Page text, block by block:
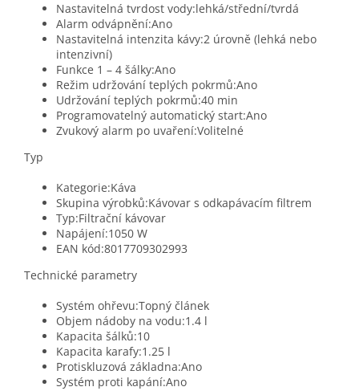
Nastavitelná tvrdost vody:lehká/střední/tvrdá
Alarm odvápnění:Ano
Nastavitelná intenzita kávy:2 úrovně (lehká nebo
intenzivní)
Funkce 1 – 4 šálky:Ano
Režim udržování teplých pokrmů:Ano
Udržování teplých pokrmů:40 min
Programovatelný automatický start:Ano
Zvukový alarm po uvaření:Volitelné
Typ
Kategorie:Káva
Skupina výrobků:Kávovar s odkapávacím filtrem
Typ:Filtrační kávovar
Napájení:1050 W
EAN kód:8017709302993
Technické parametry
Systém ohřevu:Topný článek
Objem nádoby na vodu:1.4 l
Kapacita šálků:10
Kapacita karafy:1.25 l
Protiskluzová základna:Ano
Systém proti kapání:Ano